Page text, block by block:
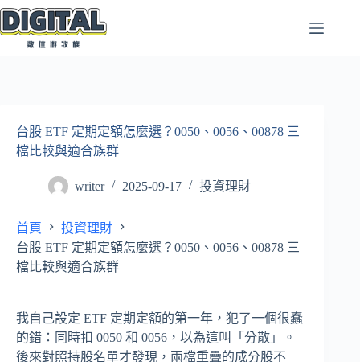
跳
至
台股 ETF 定期定額怎麼選？0050、0056、00878 三
檔比較與適合族群
writer 2025-09-17 投資理財
首頁
投資理財
台股 ETF 定期定額怎麼選？0050、0056、00878 三
檔比較與適合族群
我自己設定 ETF 定期定額的第一年，犯了一個很蠢
的錯：同時扣 0050 和 0056，以為這叫「分散」。
後來對照持股名單才發現，兩檔重疊的成分股不